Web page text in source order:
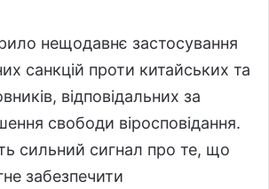
нещодавнє застосування
санкцій проти китайських та
відповідальних за
свободи віросповідання.
сильний сигнал про те, що
забезпечити